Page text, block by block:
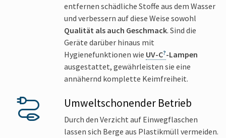
entfernen schädliche Stoffe aus dem Wasser
und verbessern auf diese Weise sowohl
Qualität als auch Geschmack. Sind die
Geräte darüber hinaus mit
Hygienefunktionen wie UV-C -Lampen
ausgestattet, gewährleisten sie eine
annähernd komplette Keimfreiheit.
Umweltschonender Betrieb
Durch den Verzicht auf Einwegflaschen
lassen sich Berge aus Plastikmüll vermeiden.